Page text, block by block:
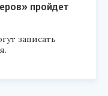
пройдет
записать